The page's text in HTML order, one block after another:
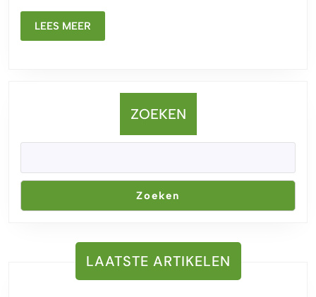
toevoeging
aan
LEES MEER
MEER
ZOEKEN
Zoeken
LAATSTE ARTIKELEN